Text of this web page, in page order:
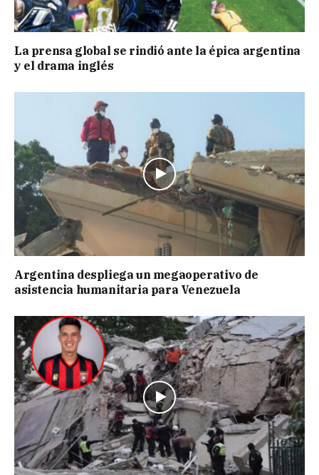
La prensa global se rindió ante la épica argentina
y el drama inglés
Argentina despliega un megaoperativo de
asistencia humanitaria para Venezuela